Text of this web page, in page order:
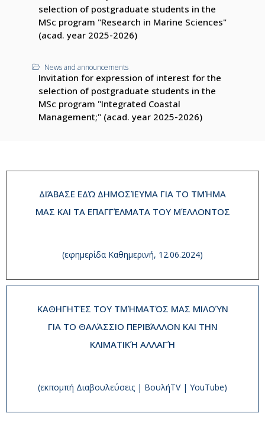
selection of postgraduate students in the
MSc program "Research in Marine Sciences"
(acad. year 2025-2026)
News and announcements
Invitation for expression of interest for the
selection of postgraduate students in the
MSc program "Integrated Coastal
Management;" (acad. year 2025-2026)
ΔΙΆΒΑΣΕ ΕΔΏ ΔΗΜΟΣΊΕΥΜΑ ΓΙΑ ΤΟ ΤΜΉΜΑ
ΜΑΣ ΚΑΙ ΤΑ ΕΠΑΓΓΈΛΜΑΤΑ ΤΟΥ ΜΈΛΛΟΝΤΟΣ
(εφημερίδα Καθημερινή, 12.06.2024)
ΚΑΘΗΓΗΤΈΣ ΤΟΥ ΤΜΉΜΑΤΌΣ ΜΑΣ ΜΙΛΟΎΝ
ΓΙΑ ΤΟ ΘΑΛΆΣΣΙΟ ΠΕΡΙΒΆΛΛΟΝ ΚΑΙ ΤΗΝ
ΚΛΙΜΑΤΙΚΉ ΑΛΛΑΓΉ
(εκπομπή Διαβουλεύσεις | ΒουλήTV | YouTube)